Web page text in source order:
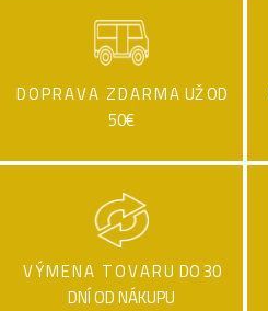
DOPRAVA ZDARMA UŽ OD
50€
VÝMENA TOVARU DO 30
DNÍ OD NÁKUPU